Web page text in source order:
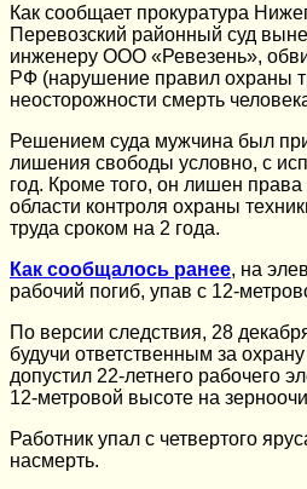
Как сообщает прокуратура
Перевозский районный суд
инженеру ООО «Ревезень»,
РФ (нарушение правил охраны
неосторожности смерть
Решением суда мужчина был
лишения свободы условно, с
год. Кроме того, он лишен
области контроля охраны
труда сроком на 2 года.
Как сообщалось ранее, на
рабочий погиб, упав с 12-
По версии следствия, 28
будучи ответственным за
допустил 22-летнего рабочего
12-метровой высоте на
Работник упал с четвертого
насмерть.